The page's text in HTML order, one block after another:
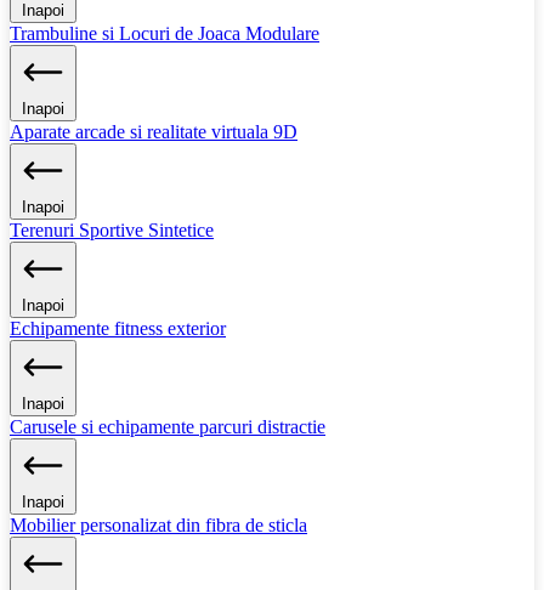
Inapoi
Trambuline si Locuri de Joaca Modulare
Inapoi
Aparate arcade si realitate virtuala 9D
Inapoi
Terenuri Sportive Sintetice
Inapoi
Echipamente fitness exterior
Inapoi
Carusele si echipamente parcuri distractie
Inapoi
Mobilier personalizat din fibra de sticla